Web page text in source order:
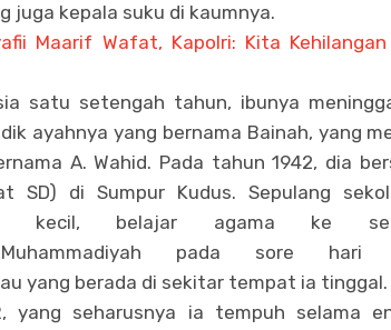
juga kepala suku di kaumnya.
Maarif Wafat, Kapolri: Kita
satu setengah tahun, ibunya
ayahnya yang bernama Bainah, yang
A. Wahid. Pada tahun 1942, dia
SD) di Sumpur Kudus. Sepulang
kecil, belajar agama ke
pada sore hari
yang berada di sekitar tempat ia tinggal.
yang seharusnya ia tempuh selama